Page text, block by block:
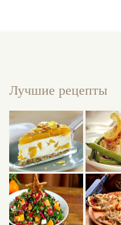
Лучшие рецепты